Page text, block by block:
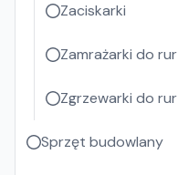
Zaciskarki
Zamrażarki do rur
Zgrzewarki do rur
Sprzęt budowlany